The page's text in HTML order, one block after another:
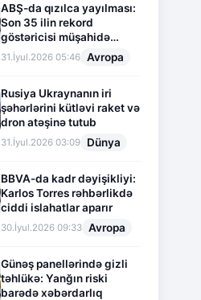
ABŞ-da qızılca yayılması:
Son 35 ilin rekord
göstəricisi müşahidə
olunur
31.İyul.2026 05:46 Avropa
Rusiya Ukraynanın iri
şəhərlərini kütləvi raket və
dron atəşinə tutub
31.İyul.2026 03:09 Dünya
BBVA-da kadr dəyişikliyi:
Karlos Torres rəhbərlikdə
ciddi islahatlar aparır
30.İyul.2026 09:33 Avropa
Günəş panellərində gizli
təhlükə: Yanğın riski
barədə xəbərdarlıq